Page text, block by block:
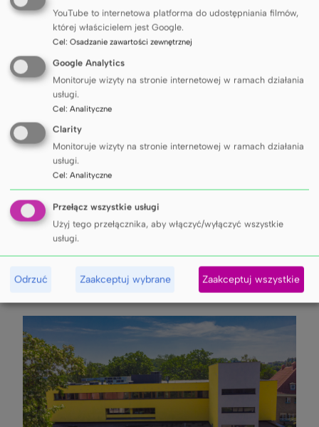
protetycznej
Podczas zajęć dowiesz się, jak przy użyciu
specjalistycznego oprogramowania powstaje projekt
korony protetycznej – od pierwszych kroków aż po
gotowy model.
9:00-9:45
11:00-11:45
Samodzielna Pracownia Technik Dentystycznych
i Zaburzeń Czynnościowych Narządu Żucia, ul.
Tuwima 15, 80-210, Gdańsk
Zapisz się
YouTube to internetowa platforma do udostępniania filmów,
której właścicielem jest Google.
Cel: Osadzanie zawartości zewnętrznej
Google Analytics
Monitoruje wizyty na stronie internetowej w ramach działania
usługi.
Cel: Analityczne
Clarity
Monitoruje wizyty na stronie internetowej w ramach działania
usługi.
Cel: Analityczne
Przełącz wszystkie usługi
Użyj tego przełącznika, aby włączyć/wyłączyć wszystkie
usługi.
Odrzuć Zaakceptuj wybrane Zaakceptuj wszystkie